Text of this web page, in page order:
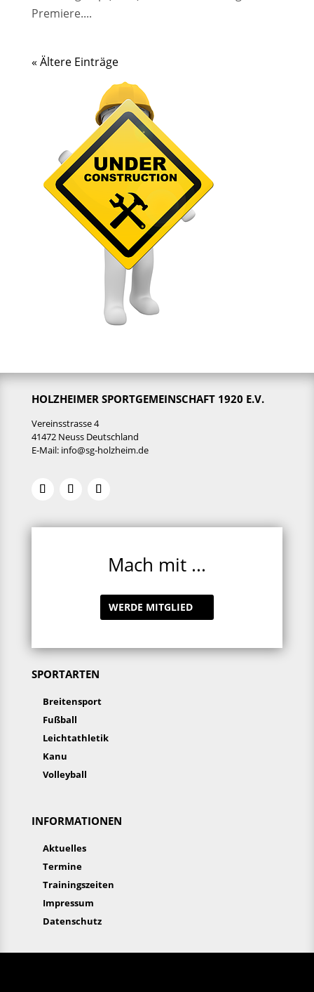
Premiere....
« Ältere Einträge
HOLZHEIMER SPORTGEMEINSCHAFT 1920 E.V.
Vereinsstrasse 4
41472 Neuss Deutschland
E-Mail: info@sg-holzheim.de
Mach mit ...
WERDE MITGLIED
SPORTARTEN
Breitensport
Fußball
Leichtathletik
Kanu
Volleyball
INFORMATIONEN
Aktuelles
Termine
Trainingszeiten
Impressum
Datenschutz